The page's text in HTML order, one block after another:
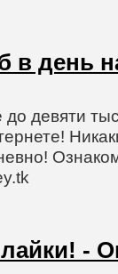
в день
девяти
-